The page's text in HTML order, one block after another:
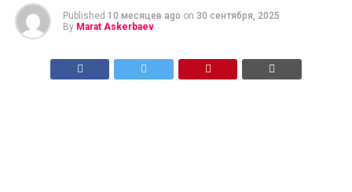
Published 10 месяцев ago on 30 сентября, 2025
By Marat Askerbaev